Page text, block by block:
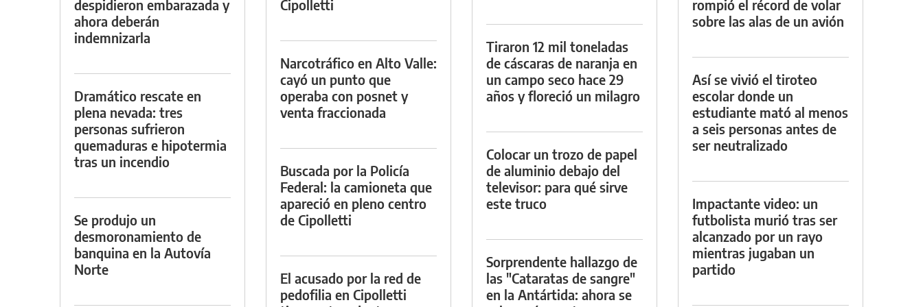
despidieron embarazada y
ahora deberán
indemnizarla
Dramático rescate en
plena nevada: tres
personas sufrieron
quemaduras e hipotermia
tras un incendio
Se produjo un
desmoronamiento de
banquina en la Autovía
Norte
Cipolletti
Narcotráfico en Alto Valle:
cayó un punto que
operaba con posnet y
venta fraccionada
Buscada por la Policía
Federal: la camioneta que
apareció en pleno centro
de Cipolletti
El acusado por la red de
pedofilia en Cipolletti
Tiraron 12 mil toneladas
de cáscaras de naranja en
un campo seco hace 29
años y floreció un milagro
Colocar un trozo de papel
de aluminio debajo del
televisor: para qué sirve
este truco
Sorprendente hallazgo de
las "Cataratas de sangre"
en la Antártida: ahora se
rompió el récord de volar
sobre las alas de un avión
Así se vivió el tiroteo
escolar donde un
estudiante mató al menos
a seis personas antes de
ser neutralizado
Impactante video: un
futbolista murió tras ser
alcanzado por un rayo
mientras jugaban un
partido